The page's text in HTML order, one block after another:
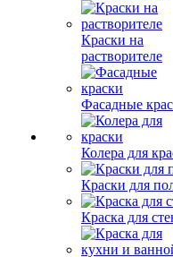
Краски на
растворителе
Фасадные
Колера для
Краски для
Краска для